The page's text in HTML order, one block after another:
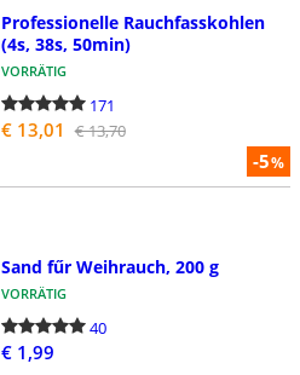
-5%
Professionelle Rauchfasskohlen
(4s, 38s, 50min)
VORRÄTIG
171
€ 13,01 € 13,70
Sand fűr Weihrauch, 200 g
VORRÄTIG
40
€ 1,99